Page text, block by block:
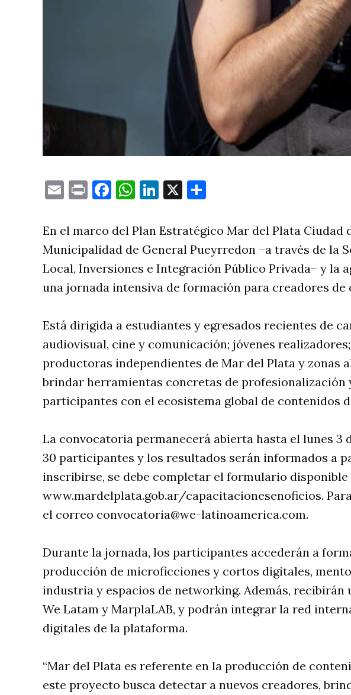
EmailPrintFacebook
WhatsApp
LinkedIn
X
En el marco del Plan Estratégico Mar del Plata Ciudad
Municipalidad de General Pueyrredon –a través de la
Local, Inversiones e Integración Público Privada– y la
una jornada intensiva de formación para creadores
Está dirigida a estudiantes y egresados recientes de
audiovisual, cine y comunicación; jóvenes
productoras independientes de Mar del Plata y zonas
brindar herramientas concretas de profesionalización
participantes con el ecosistema global de contenidos
La convocatoria permanecerá abierta hasta el lunes 3
30 participantes y los resultados serán informados a
inscribirse, se debe completar el formulario disponible
www.mardelplata.gob.ar/capacitacionesenoficios.
el correo convocatoria@we-latinoamerica.com.
Durante la jornada, los participantes accederán a
producción de microficciones y cortos digitales,
industria y espacios de networking. Además,
We Latam y MarplaLAB, y podrán integrar la red
digitales de la plataforma.
“Mar del Plata es referente en la producción de
este proyecto busca detectar a nuevos creadores,